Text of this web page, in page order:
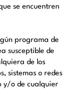
se encuentren
programa de
susceptible de
de los
sistemas o redes
y/o de cualquier